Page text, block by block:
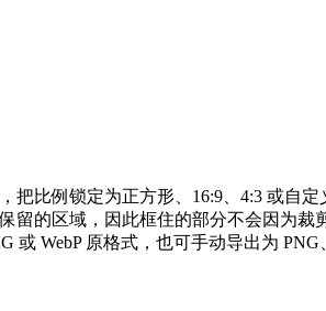
比例锁定为正方形、16:9、4:3 或自
的区域，因此框住的部分不会因为
WebP 原格式，也可手动导出为 PNG、